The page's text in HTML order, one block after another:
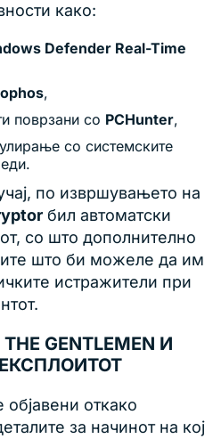
како:
Defender Real-Time
,
поврзани со PCHunter,
со системските
по извршувањето на
бил автоматски
со што дополнително
што би можеле да им
истражители при
GENTLEMEN И
ЕКСПЛОИТОТ
откако
за начинот на кој